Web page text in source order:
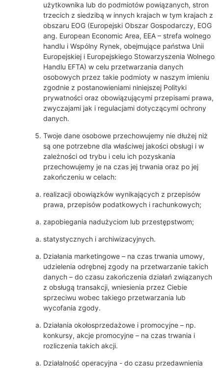
użytkownika lub do podmiotów powiązanych, stron
trzecich z siedzibą w innych krajach w tym krajach z
obszaru EOG (Europejski Obszar Gospodarczy, EOG
ang. European Economic Area, EEA – strefa wolnego
handlu i Wspólny Rynek, obejmujące państwa Unii
Europejskiej i Europejskiego Stowarzyszenia Wolnego
Handlu EFTA) w celu przetwarzania danych
osobowych przez takie podmioty w naszym imieniu
zgodnie z postanowieniami niniejszej Polityki
prywatności oraz obowiązującymi przepisami prawa,
zwyczajami jak i regulacjami dotyczącymi ochrony
danych.
Twoje dane osobowe przechowujemy nie dłużej niż
są one potrzebne dla właściwej jakości obsługi i w
zależności od trybu i celu ich pozyskania
przechowujemy je na czas jej trwania oraz po jej
zakończeniu w celach:
realizacji obowiązków wynikających z przepisów
prawa, przepisów podatkowych i rachunkowych;
zapobiegania nadużyciom lub przestępstwom;
statystycznych i archiwizacyjnych.
Działania marketingowe – na czas trwania umowy,
udzielenia odrębnej zgody na przetwarzanie takich
danych – do czasu zakończenia działań związanych
z obsługą transakcji, wniesienia przez Ciebie
sprzeciwu wobec takiego przetwarzania lub
wycofania zgody.
Działania okołosprzedażowe i promocyjne – np.
konkursy, akcje promocyjne – na czas trwania i
rozliczenia takich akcji.
Działalność operacyjna - do czasu przedawnienia